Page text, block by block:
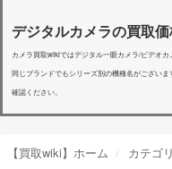
デジタルカメラの買取
カメラ買取wikiではデジタル一眼カメラ/ビデオ
同じブランドでもシリーズ別の機種名がござい
確認ください。
【買取wiki】ホーム カテゴ